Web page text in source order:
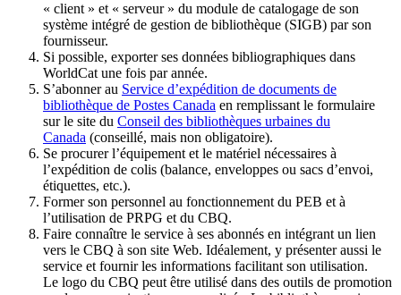
« client » et « serveur » du module de catalogage de son
système intégré de gestion de bibliothèque (SIGB) par son
fournisseur.
Si possible, exporter ses données bibliographiques dans
WorldCat une fois par année.
S’abonner au Service d’expédition de documents de
bibliothèque de Postes Canada en remplissant le formulaire
sur le site du Conseil des bibliothèques urbaines du
Canada (conseillé, mais non obligatoire).
Se procurer l’équipement et le matériel nécessaires à
l’expédition de colis (balance, enveloppes ou sacs d’envoi,
étiquettes, etc.).
Former son personnel au fonctionnement du PEB et à
l’utilisation de PRPG et du CBQ.
Faire connaître le service à ses abonnés en intégrant un lien
vers le CBQ à son site Web. Idéalement, y présenter aussi le
service et fournir les informations facilitant son utilisation.
Le logo du CBQ peut être utilisé dans des outils de promotion